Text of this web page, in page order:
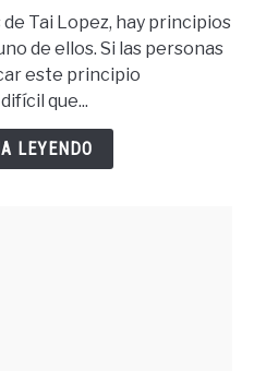
de Tai Lopez, hay principios
de ellos. Si las personas
este principio
que...
LEYENDO